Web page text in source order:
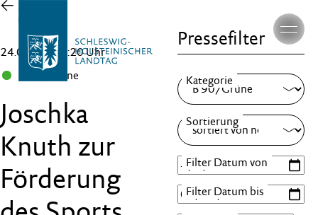
Zur
Übersicht
24.09.21 , 15:20 Uhr
B 90/Grüne
Joschka
Knuth zur
Förderung
Pressefilter